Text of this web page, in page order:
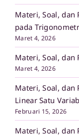
Materi, Soal, dan
pada
Maret 4, 2026
Materi, Soal, dan
Maret 4, 2026
Materi, Soal, dan
Linear Satu
Februari 15, 2026
Materi, Soal, dan